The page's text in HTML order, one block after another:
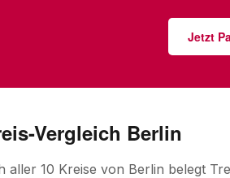
Jetzt
Vergleich Berlin
aller 10 Kreise von Berlin belegt